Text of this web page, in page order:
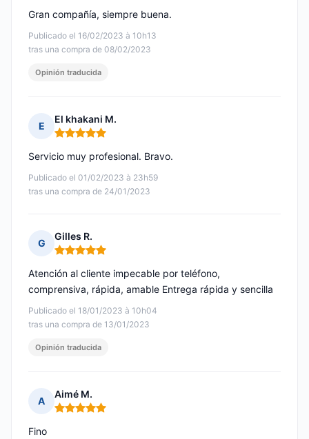
Publicado el 16/02/2023 à 10h13
tras una compra de 08/02/2023
Gran compañía, siempre buena.
Opinión traducida
E
El khakani M.
Nota: 5 de 5
Publicado el 01/02/2023 à 23h59
tras una compra de 24/01/2023
Servicio muy profesional. Bravo.
G
Gilles R.
Nota: 5 de 5
Publicado el 18/01/2023 à 10h04
tras una compra de 13/01/2023
Atención al cliente impecable por teléfono,
comprensiva, rápida, amable Entrega rápida y sencilla
Opinión traducida
A
Aimé M.
Nota: 5 de 5
Fino